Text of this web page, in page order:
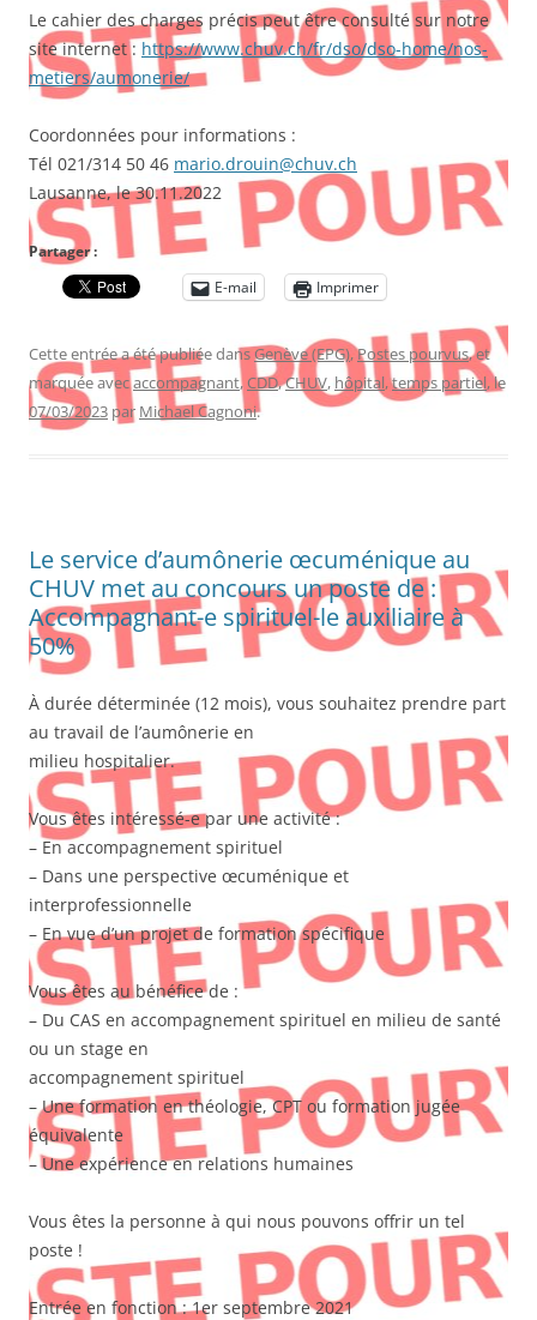
Le cahier des charges précis peut être consulté sur notre
site internet : https://www.chuv.ch/fr/dso/dso-home/nos-
metiers/aumonerie/
Coordonnées pour informations :
Tél 021/314 50 46 mario.drouin@chuv.ch
Lausanne, le 30.11.2022
Partager :
E-mail
Imprimer
Cette entrée a été publiée dansGenève (EPG),Postes pourvus, et
marquée avecaccompagnant,CDD,CHUV, hôpital,temps partiel, le
07/03/2023 par Michael Cagnoni.
Le service d’aumônerie œcuménique au
CHUV met au concours un poste de :
Accompagnant-e spirituel-le auxiliaire à
50%
À durée déterminée (12 mois), vous souhaitez prendre part
au travail de l’aumônerie en
milieu hospitalier.
Vous êtes intéressé-e par une activité :
– En accompagnement spirituel
– Dans une perspective œcuménique et
interprofessionnelle
– En vue d’un projet de formation spécifique
Vous êtes au bénéfice de :
– Du CAS en accompagnement spirituel en milieu de santé
ou un stage en
accompagnement spirituel
– Une formation en théologie, CPT ou formation jugée
équivalente
– Une expérience en relations humaines
Vous êtes la personne à qui nous pouvons offrir un tel
poste !
Entrée en fonction : 1er septembre 2021